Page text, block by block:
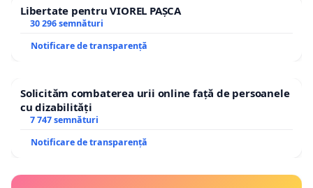
Libertate pentru VIOREL PAȘCA
30 296 semnături
Notificare de transparență
Solicităm combaterea urii online față de persoanele
cu dizabilități
7 747 semnături
Notificare de transparență